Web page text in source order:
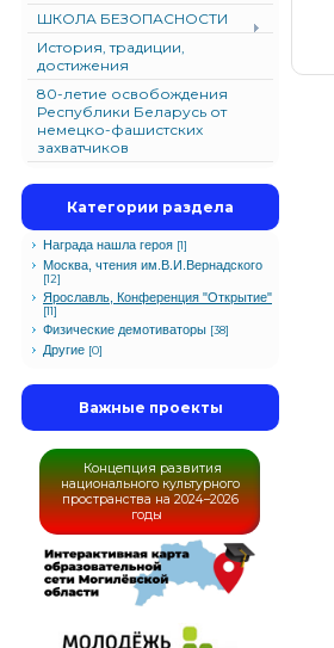
ШКОЛА БЕЗОПАСНОСТИ
История, традиции,
достижения
80-летие освобождения
Республики Беларусь от
немецко-фашистских
захватчиков
Категории раздела
Награда нашла героя [1]
Москва, чтения им.В.И.Вернадского
[12]
Ярославль, Конференция "Открытие"
[11]
Физические демотиваторы [38]
Другие [0]
Важные проекты
Концепция развития
национального культурного
пространства на 2024–2026
годы